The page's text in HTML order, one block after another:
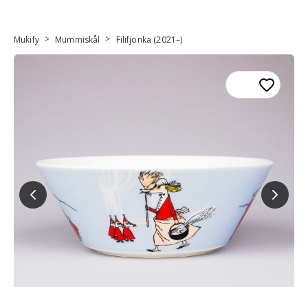
Mukify > Mummiskål > Filifjonka (2021–)